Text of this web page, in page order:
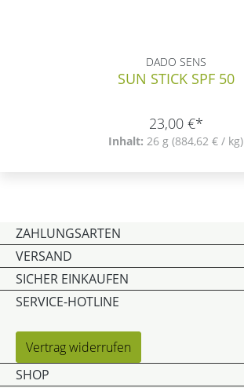
DADO SENS
SUN STICK SPF 50
23,00 €*
Inhalt: 26 g (884,62 € / kg)
ZAHLUNGSARTEN
VERSAND
SICHER EINKAUFEN
SERVICE-HOTLINE
Vertrag widerrufen
SHOP